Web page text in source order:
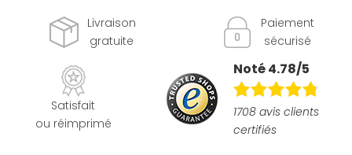
Livraison
gratuite
Paiement
sécurisé
Satisfait
ou réimprimé
Noté 4.78/5
1708 avis clients
certifiés